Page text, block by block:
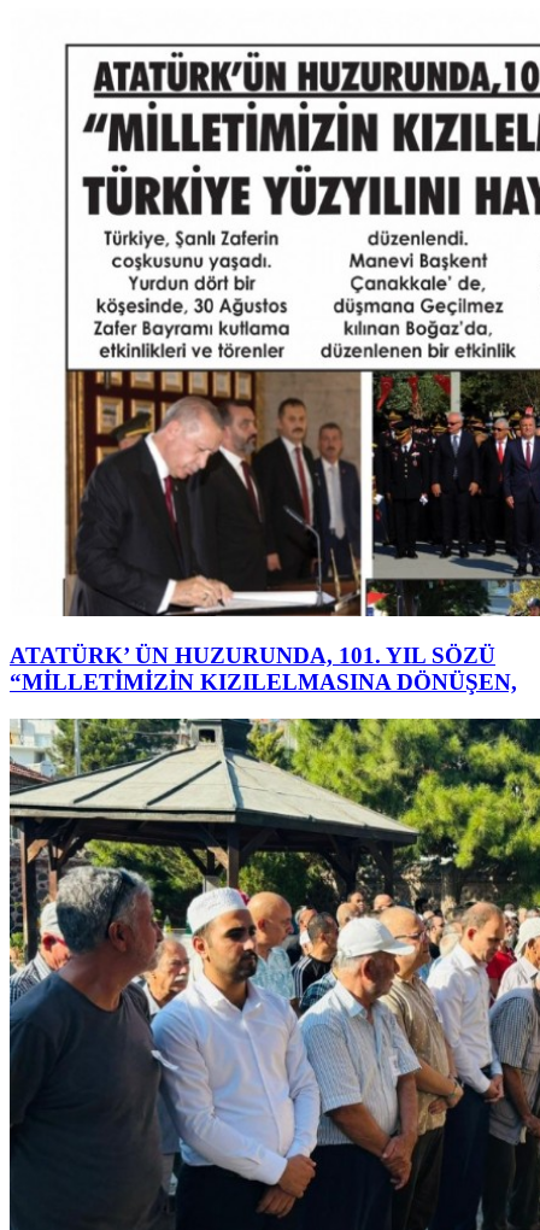
ATATÜRK’ ÜN HUZURUNDA, 101. YIL SÖZÜ
“MİLLETİMİZİN KIZILELMASINA DÖNÜŞEN,